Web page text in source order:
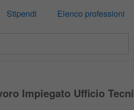
Stipendi Elenco professioni
Impiegato Ufficio